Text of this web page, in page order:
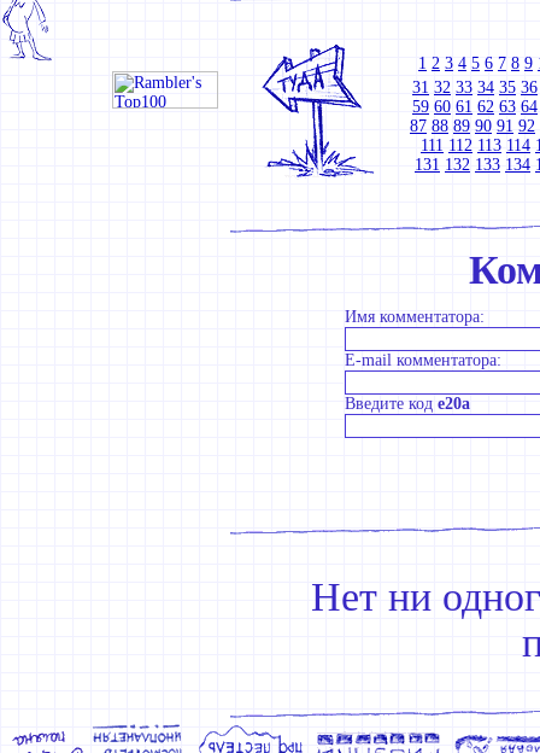
1 2 3 4 5 6 7 8 9
31 32 33 34 35 36
59 60 61 62 63 64
87 88 89 90 91 92
111 112 113 114
131 132 133 134
Имя комментатора:
E-mail комментатора:
Введите код e20a
Нет ни